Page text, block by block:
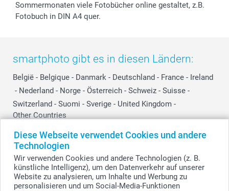
Diese Webseite verwendet Cookies und andere
Technologien
Wir verwenden Cookies und andere Technologien (z. B.
künstliche Intelligenz), um den Datenverkehr auf unserer
Website zu analysieren, um Inhalte und Werbung zu
personalisieren und um Social-Media-Funktionen
Sommermonaten viele Fotobücher online gestaltet, z.B.
Fotobuch in DIN A4 quer.
smartphoto gibt es in diesen Ländern:
België - Belgique - Danmark - Deutschland - France - Ireland
- Nederland - Norge - Österreich - Schweiz - Suisse -
Switzerland - Suomi - Sverige - United Kingdom -
Other Countries
Alle Preise verstehen sich in Schweizer Franken (CHF) inkl. MwSt. und zzgl.
Versandkosten.